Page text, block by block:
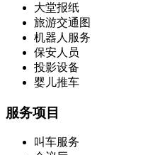
大堂报纸
旅游交通图
机器人服务
保安人员
投影设备
婴儿推车
服务项目
叫车服务